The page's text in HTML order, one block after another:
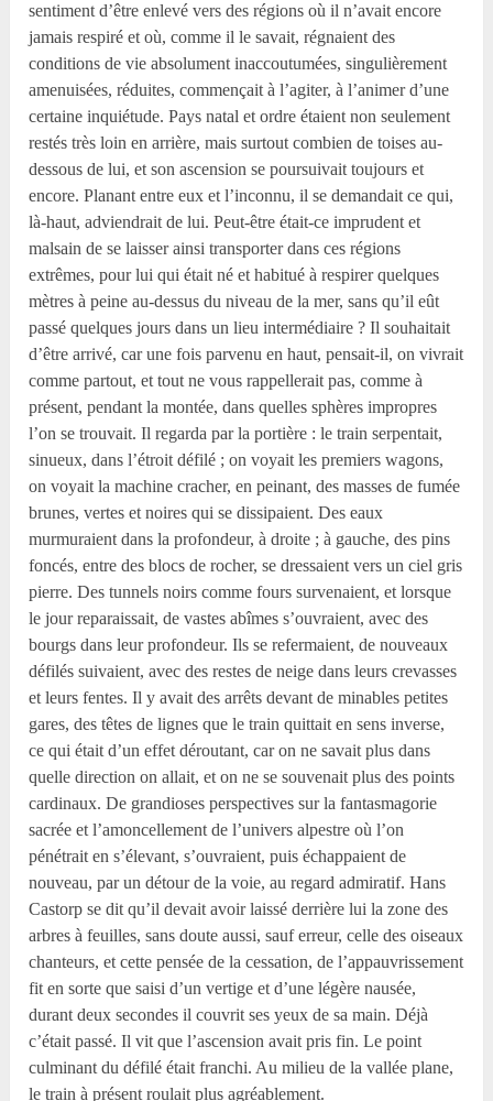
sentiment d’être enlevé vers des régions où il n’avait encore
jamais respiré et où, comme il le savait, régnaient des
conditions de vie absolument inaccoutumées, singulièrement
amenuisées, réduites, commençait à l’agiter, à l’animer d’une
certaine inquiétude. Pays natal et ordre étaient non seulement
restés très loin en arrière, mais surtout combien de toises au-
dessous de lui, et son ascension se poursuivait toujours et
encore. Planant entre eux et l’inconnu, il se demandait ce qui,
là-haut, adviendrait de lui. Peut-être était-ce imprudent et
malsain de se laisser ainsi transporter dans ces régions
extrêmes, pour lui qui était né et habitué à respirer quelques
mètres à peine au-dessus du niveau de la mer, sans qu’il eût
passé quelques jours dans un lieu intermédiaire ? Il souhaitait
d’être arrivé, car une fois parvenu en haut, pensait-il, on vivrait
comme partout, et tout ne vous rappellerait pas, comme à
présent, pendant la montée, dans quelles sphères impropres
l’on se trouvait. Il regarda par la portière : le train serpentait,
sinueux, dans l’étroit défilé ; on voyait les premiers wagons,
on voyait la machine cracher, en peinant, des masses de fumée
brunes, vertes et noires qui se dissipaient. Des eaux
murmuraient dans la profondeur, à droite ; à gauche, des pins
foncés, entre des blocs de rocher, se dressaient vers un ciel gris
pierre. Des tunnels noirs comme fours survenaient, et lorsque
le jour reparaissait, de vastes abîmes s’ouvraient, avec des
bourgs dans leur profondeur. Ils se refermaient, de nouveaux
défilés suivaient, avec des restes de neige dans leurs crevasses
et leurs fentes. Il y avait des arrêts devant de minables petites
gares, des têtes de lignes que le train quittait en sens inverse,
ce qui était d’un effet déroutant, car on ne savait plus dans
quelle direction on allait, et on ne se souvenait plus des points
cardinaux. De grandioses perspectives sur la fantasmagorie
sacrée et l’amoncellement de l’univers alpestre où l’on
pénétrait en s’élevant, s’ouvraient, puis échappaient de
nouveau, par un détour de la voie, au regard admiratif. Hans
Castorp se dit qu’il devait avoir laissé derrière lui la zone des
arbres à feuilles, sans doute aussi, sauf erreur, celle des oiseaux
chanteurs, et cette pensée de la cessation, de l’appauvrissement
fit en sorte que saisi d’un vertige et d’une légère nausée,
durant deux secondes il couvrit ses yeux de sa main. Déjà
c’était passé. Il vit que l’ascension avait pris fin. Le point
culminant du défilé était franchi. Au milieu de la vallée plane,
le train à présent roulait plus agréablement.